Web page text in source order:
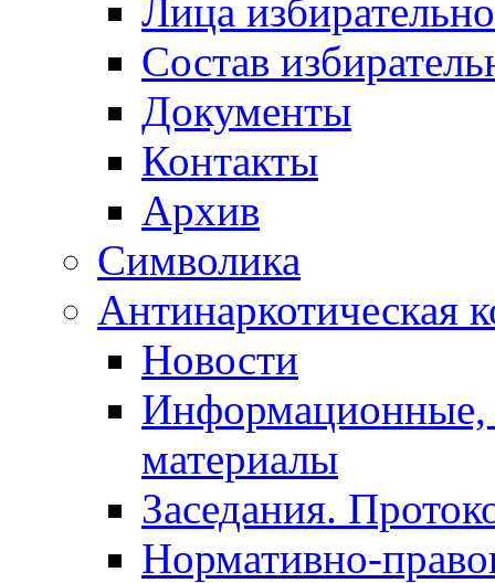
Лица
Состав
Документы
Контакты
Архив
Символика
Антинаркотическая
Новости
Информационные,
материалы
Заседания.
Нормативно-